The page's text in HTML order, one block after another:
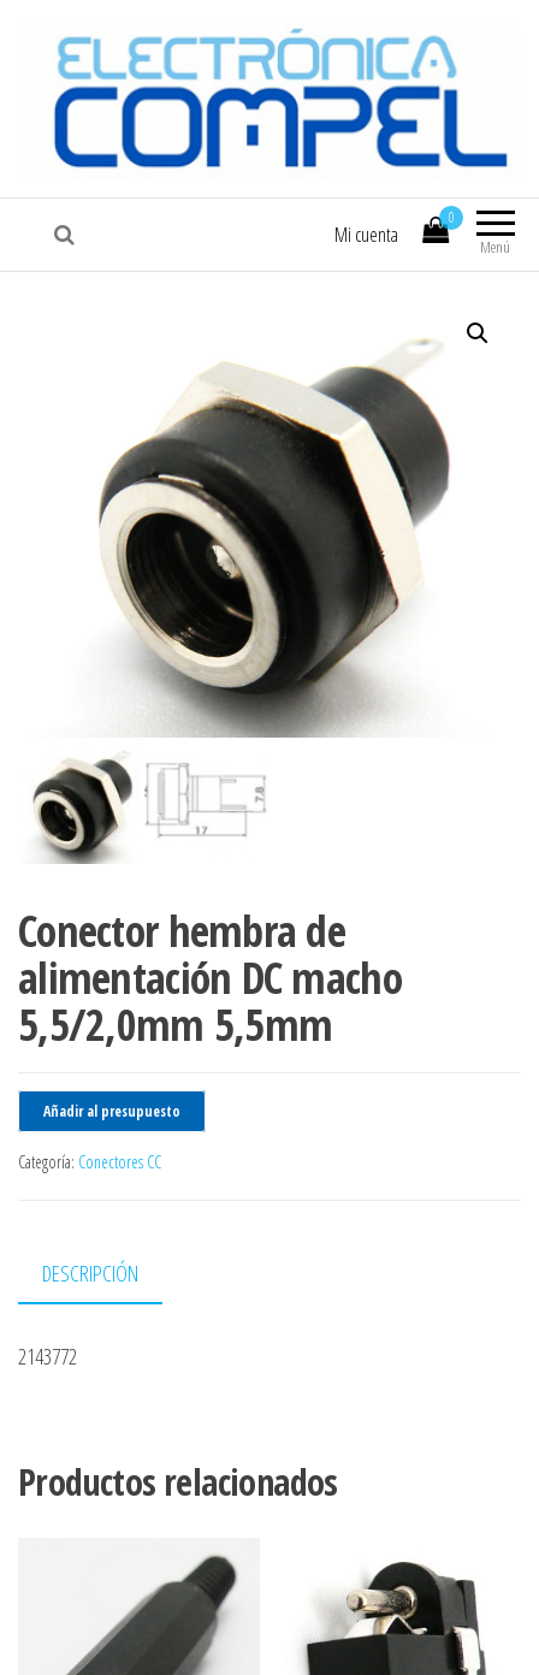
COMPEL Electrónica COMPEL
Menú
0
Mi cuenta
Conector hembra de
alimentación DC macho
5,5/2,0mm 5,5mm
Añadir al presupuesto
Categoría: Conectores CC
DESCRIPCIÓN
2143772
Productos relacionados